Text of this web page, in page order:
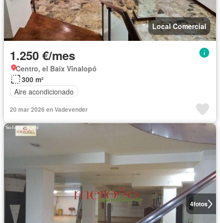
Local Comercial
1.250 €/mes
Centro, el Baix Vinalopó
300 m²
Aire acondicionado
20 mar 2026 en Vadevender
4fotos